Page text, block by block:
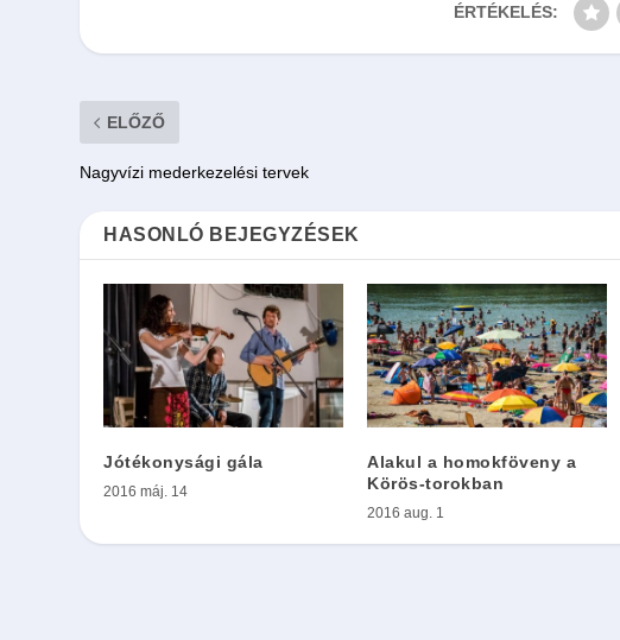
ÉRTÉKELÉS:
ELŐZŐ
Nagyvízi mederkezelési tervek
HASONLÓ BEJEGYZÉSEK
Jótékonysági gála
2016 máj. 14
Alakul a homokföveny a
Körös-torokban
2016 aug. 1